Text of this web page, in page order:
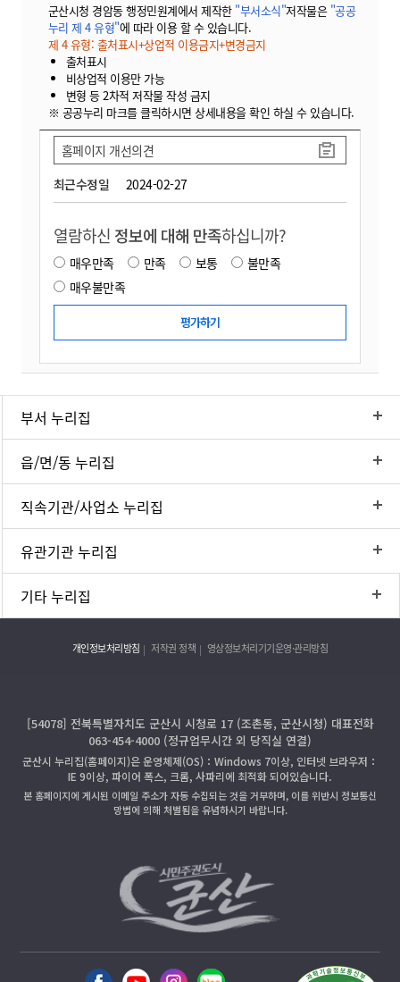
군산시청 경암동 행정민원계에서 제작한 "부서소식"저작물은 "공공
누리 제 4 유형"에 따라 이용 할 수 있습니다.
제 4 유형: 출처표시+상업적 이용금지+변경금지
출처표시
비상업적 이용만 가능
변형 등 2차적 저작물 작성 금지
※ 공공누리 마크를 클릭하시면 상세내용을 확인 하실 수 있습니다.
최근수정일 2024-02-27
홈페이지 개선의견
열람하신 정보에 대해 만족하십니까?
매우만족 만족 보통
불만족
매우불만족
부서 누리집
읍/면/동 누리집
직속기관/사업소 누리집
유관기관 누리집
기타 누리집
개인정보처리방침 저작권 정책 영상정보처리기기운영·관리방침
[54078] 전북특별자치도 군산시 시청로 17 (조촌동, 군산시청) 대표전화
063-454-4000 (정규업무시간 외 당직실 연결)
군산시 누리집(홈페이지)은 운영체제(OS)：Windows 7이상, 인터넷 브라우저：
IE 9이상, 파이어 폭스, 크롬, 사파리에 최적화 되어있습니다.
본 홈페이지에 게시된 이메일 주소가 자동 수집되는 것을 거부하며, 이를 위반시 정보통신
망법에 의해 처벌됨을 유념하시기 바랍니다.